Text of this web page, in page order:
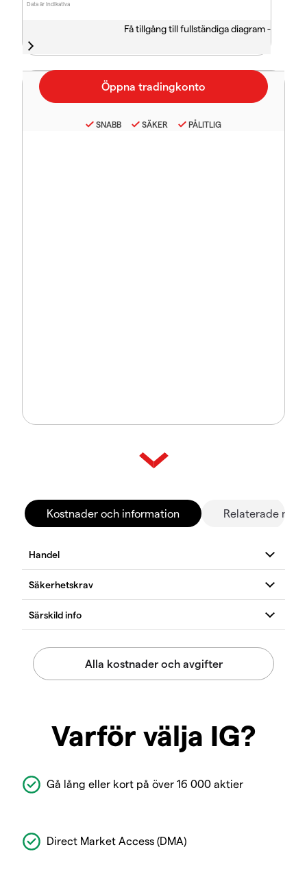
Data är indikativa
Få tillgång till fullständiga diagram -
SNABB SÄKER PÅLITLIG
Kostnader och information Relaterade
Varför välja IG?
Gå lång eller kort på över 16 000 aktier
Direct Market Access (DMA)